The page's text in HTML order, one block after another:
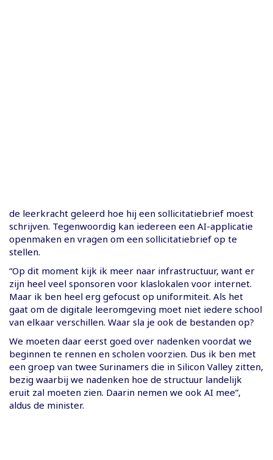
de leerkracht geleerd hoe hij een sollicitatiebrief moest
schrijven. Tegenwoordig kan iedereen een AI-applicatie
openmaken en vragen om een sollicitatiebrief op te
stellen.
“Op dit moment kijk ik meer naar infrastructuur, want er
zijn heel veel sponsoren voor klaslokalen voor internet.
Maar ik ben heel erg gefocust op uniformiteit. Als het
gaat om de digitale leeromgeving moet niet iedere school
van elkaar verschillen. Waar sla je ook de bestanden op?
We moeten daar eerst goed over nadenken voordat we
beginnen te rennen en scholen voorzien. Dus ik ben met
een groep van twee Surinamers die in Silicon Valley zitten,
bezig waarbij we nadenken hoe de structuur landelijk
eruit zal moeten zien. Daarin nemen we ook AI mee”,
aldus de minister.